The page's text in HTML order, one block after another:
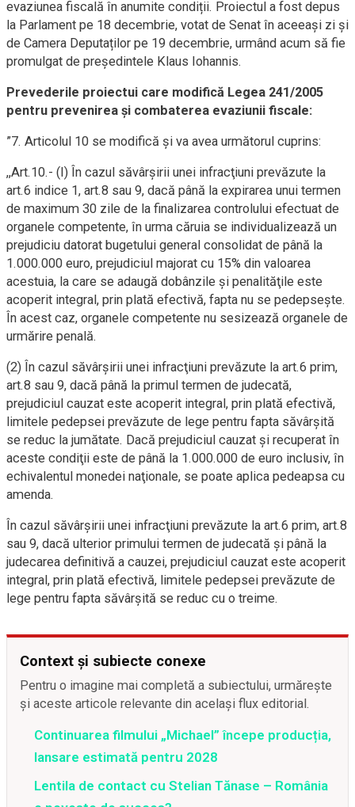
evaziunea fiscală în anumite condiții. Proiectul a fost depus
la Parlament pe 18 decembrie, votat de Senat în aceeași zi și
de Camera Deputaților pe 19 decembrie, urmând acum să fie
promulgat de președintele Klaus Iohannis.
Prevederile proiectui care modifică Legea 241/2005
pentru prevenirea și combaterea evaziunii fiscale:
”7. Articolul 10 se modifică şi va avea următorul cuprins:
,,Art.10.- (I) În cazul săvârşirii unei infracţiuni prevăzute la
art.6 indice 1, art.8 sau 9, dacă până la expirarea unui termen
de maximum 30 zile de la finalizarea controlului efectuat de
organele competente, în urma căruia se individualizează un
prejudiciu datorat bugetului general consolidat de până la
1.000.000 euro, prejudiciul majorat cu 15% din valoarea
acestuia, la care se adaugă dobânzile şi penalităţile este
acoperit integral, prin plată efectivă, fapta nu se pedepseşte.
În acest caz, organele competente nu sesizează organele de
urmărire penală.
(2) În cazul săvârşirii unei infracţiuni prevăzute la art.6 prim,
art.8 sau 9, dacă până la primul termen de judecată,
prejudiciul cauzat este acoperit integral, prin plată efectivă,
limitele pedepsei prevăzute de lege pentru fapta săvârşită
se reduc la jumătate. Dacă prejudiciul cauzat şi recuperat în
aceste condiţii este de până la 1.000.000 de euro inclusiv, în
echivalentul monedei naţionale, se poate aplica pedeapsa cu
amenda.
În cazul săvârşirii unei infracţiuni prevăzute la art.6 prim, art.8
sau 9, dacă ulterior primului termen de judecată şi până la
judecarea definitivă a cauzei, prejudiciul cauzat este acoperit
integral, prin plată efectivă, limitele pedepsei prevăzute de
lege pentru fapta săvârşită se reduc cu o treime.
Context și subiecte conexe
Pentru o imagine mai completă a subiectului, urmărește
și aceste articole relevante din același flux editorial.
Continuarea filmului „Michael” începe producția,
lansare estimată pentru 2028
Lentila de contact cu Stelian Tănase – România